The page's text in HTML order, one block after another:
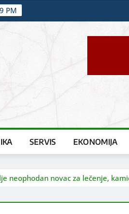
PM
SERVIS EKONOMIJA
neophodan novac za lečenje,